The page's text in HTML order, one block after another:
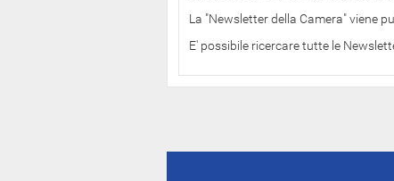
La "Newsletter della Camera" viene
E' possibile ricercare tutte le